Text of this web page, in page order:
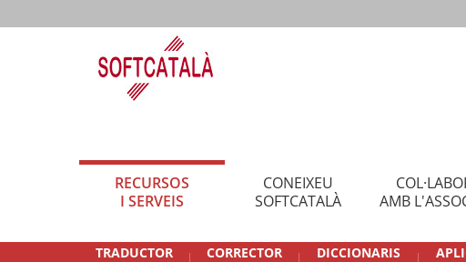
RECURSOS
I SERVEIS
CONEIXEU
SOFTCATALÀ
AMB
TRADUCTOR CORRECTOR DICCIONARIS